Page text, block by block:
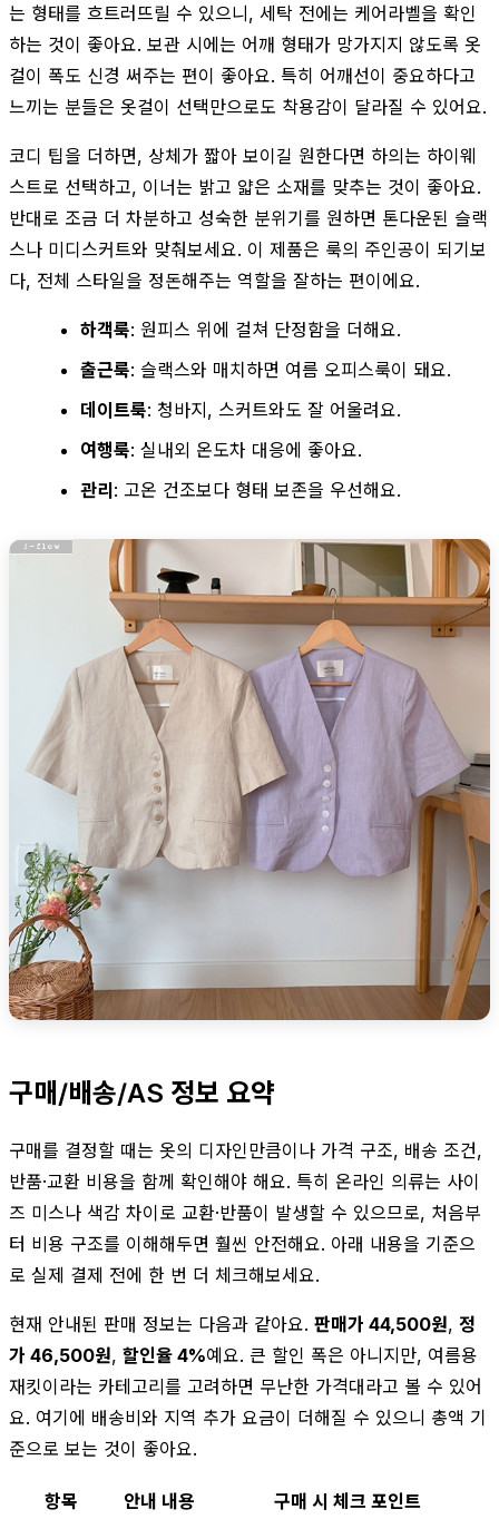
는 형태를 흐트러뜨릴 수 있으니, 세탁 전에는 케어라벨을 확인
하는 것이 좋아요. 보관 시에는 어깨 형태가 망가지지 않도록 옷
걸이 폭도 신경 써주는 편이 좋아요. 특히 어깨선이 중요하다고
느끼는 분들은 옷걸이 선택만으로도 착용감이 달라질 수 있어요.
코디 팁을 더하면, 상체가 짧아 보이길 원한다면 하의는 하이웨
스트로 선택하고, 이너는 밝고 얇은 소재를 맞추는 것이 좋아요.
반대로 조금 더 차분하고 성숙한 분위기를 원하면 톤다운된 슬랙
스나 미디스커트와 맞춰보세요. 이 제품은 룩의 주인공이 되기보
다, 전체 스타일을 정돈해주는 역할을 잘하는 편이에요.
하객룩: 원피스 위에 걸쳐 단정함을 더해요.
출근룩: 슬랙스와 매치하면 여름 오피스룩이 돼요.
데이트룩: 청바지, 스커트와도 잘 어울려요.
여행룩: 실내외 온도차 대응에 좋아요.
관리: 고온 건조보다 형태 보존을 우선해요.
구매/배송/AS 정보 요약
구매를 결정할 때는 옷의 디자인만큼이나 가격 구조, 배송 조건,
반품·교환 비용을 함께 확인해야 해요. 특히 온라인 의류는 사이
즈 미스나 색감 차이로 교환·반품이 발생할 수 있으므로, 처음부
터 비용 구조를 이해해두면 훨씬 안전해요. 아래 내용을 기준으
로 실제 결제 전에 한 번 더 체크해보세요.
현재 안내된 판매 정보는 다음과 같아요. 판매가 44,500원, 정
가 46,500원, 할인율 4%예요. 큰 할인 폭은 아니지만, 여름용
재킷이라는 카테고리를 고려하면 무난한 가격대라고 볼 수 있어
요. 여기에 배송비와 지역 추가 요금이 더해질 수 있으니 총액 기
준으로 보는 것이 좋아요.
항목 안내 내용
구매 시 체크 포인트